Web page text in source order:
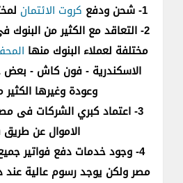
1- شحن ودفع كروت الائتمان
2- التعاقد مع الكثير من
مختلفة لعملاء البنوك منها
الاسكندرية - فون كاش - بعض
وعودة وغيرها الكثير
3- اعتماد كبري الشركات فى
الاموال عن
4- وجود خدمات دفع فواتير
مصر ولكن يوجد رسوم عالية عند